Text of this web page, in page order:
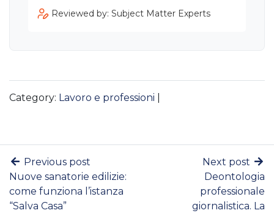
Reviewed by: Subject Matter Experts
Category: Lavoro e professioni
Previous post
Nuove sanatorie edilizie:
come funziona l’istanza
“Salva Casa”
Next post
Deontologia
professionale
giornalistica. La